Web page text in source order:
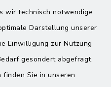
wir technisch notwendige
Darstellung unserer
Einwilligung zur Nutzung
gesondert abgefragt.
Sie in unseren